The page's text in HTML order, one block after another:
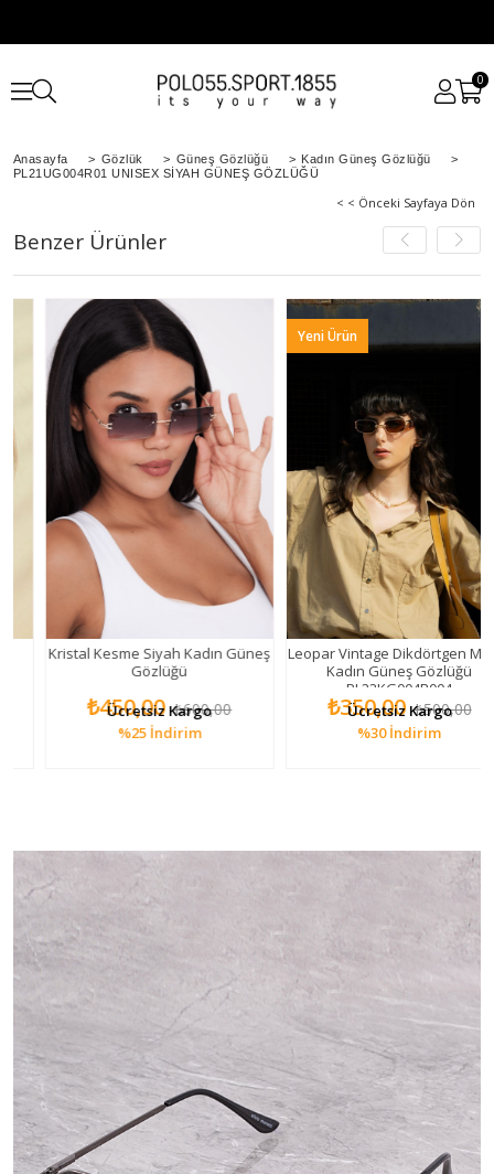
0
Anasayfa > Gözlük > Güneş Gözlüğü > Kadın Güneş Gözlüğü
>
PL21UG004R01 UNISEX SİYAH GÜNEŞ GÖZLÜĞÜ
< < Önceki Sayfaya Dön
Benzer Ürünler
Kristal Kesme Siyah Kadın Güneş
Gözlüğü
₺450,00 ₺600,00
%25İndirim
Ücretsiz Kargo
Leopar Vintage Dikdörtgen Model
Kadın Güneş Gözlüğü
PL22KG004R004
₺350,00 ₺500,00
%30İndirim
Ücretsiz Kargo
Yeni Ürün